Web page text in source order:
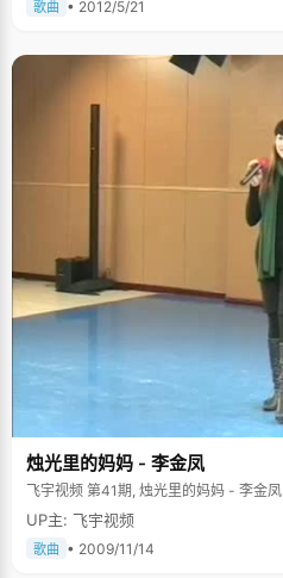
歌曲 • 2012/5/21
烛光里的妈妈 - 李金凤
飞宇视频 第41期, 烛光里的妈妈 - 李金凤
UP主: 飞宇视频
歌曲 • 2009/11/14